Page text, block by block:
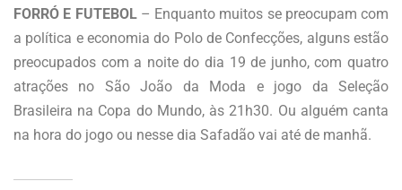
FORRÓ E FUTEBOL– Enquanto muitos se preocupam com
a política e economia do Polo de Confecções, alguns estão
preocupados com a noite do dia 19 de junho, com quatro
atrações no São João da Moda e jogo da Seleção
Brasileira na Copa do Mundo, às 21h30. Ou alguém canta
na hora do jogo ou nesse dia Safadão vai até de manhã.